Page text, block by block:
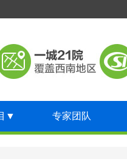
▼ 专家团队